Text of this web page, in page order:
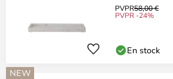
PVPR58,00 €
PVPR -24%
En stock
NEW